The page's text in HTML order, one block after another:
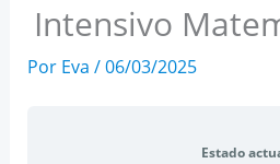
Intensivo
Por Eva /06/03/2025
Estado